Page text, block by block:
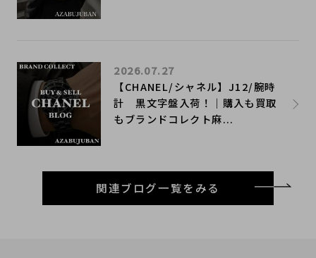
【CHANEL/シャネル】J12/腕時
計 黒文字盤入荷！｜購入も買取
もブランドコレクト麻...
2026.07.27
関連ブログ一覧をみる